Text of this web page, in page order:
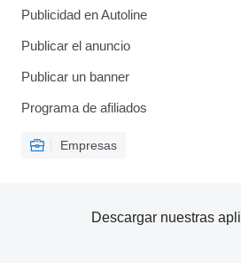
Publicidad en Autoline
Publicar el anuncio
Publicar un banner
Programa de afiliados
Empresas
Descargar nuestras